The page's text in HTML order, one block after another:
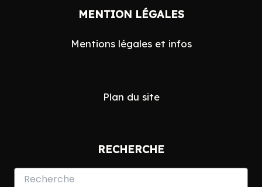
MENTION LÉGALES
Mentions légales et infos
Plan du site
RECHERCHE